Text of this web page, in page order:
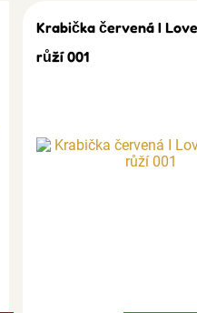
Krabička červená I
růží 001